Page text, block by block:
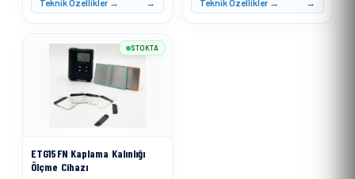
Teknik Özellikler → Teknik Özellikler →
ETG15FN Kaplama Kalınlığı
Ölçme Cihazı
STOKTA